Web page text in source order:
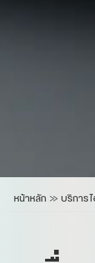
หน้าหลัก » บริการ